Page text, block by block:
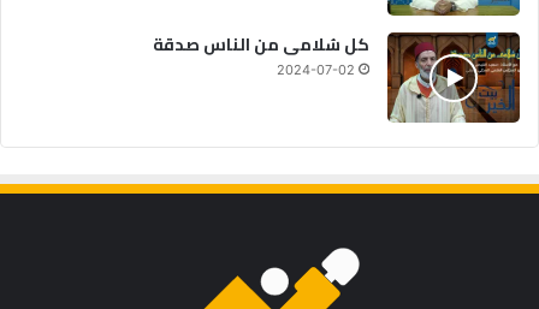
كل سُلامى من الناس صدقة
2024-07-02